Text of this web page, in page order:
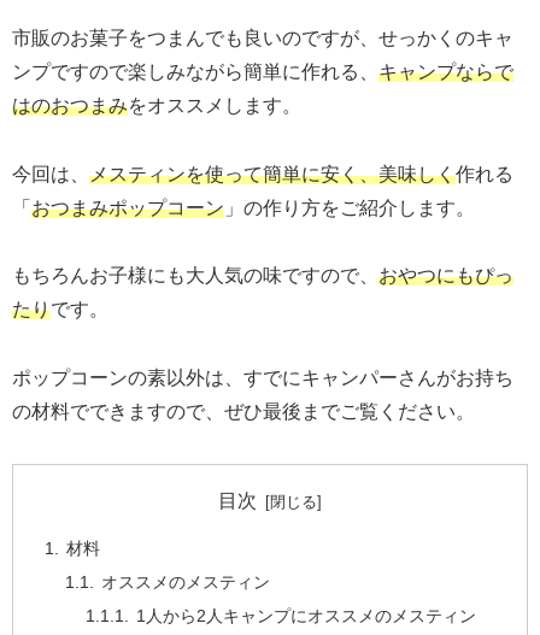
市販のお菓子をつまんでも良いのですが、せっかくのキャ
ンプですので楽しみながら簡単に作れる、 キャンプならで
はのおつまみをオススメします。
今回は、 メスティンを使って簡単に安く、美味しく作れる
「 おつまみポップコーン 」の作り方をご紹介します。
もちろんお子様にも大人気の味ですので、 おやつにもぴっ
たりです。
ポップコーンの素以外は、すでにキャンパーさんがお持ち
の材料でできますので、ぜひ最後までご覧ください。
目次
材料
オススメのメスティン
1人から2人キャンプにオススメのメスティン